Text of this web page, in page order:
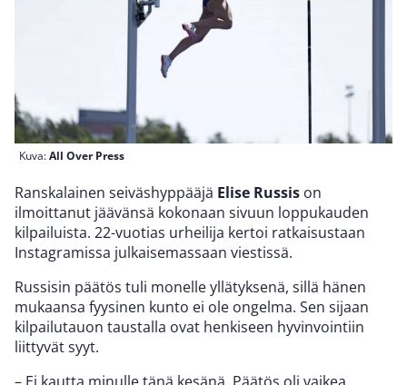
Kuva:All Over Press
Ranskalainen seiväshyppääjä Elise Russis on
ilmoittanut jäävänsä kokonaan sivuun loppukauden
kilpailuista. 22-vuotias urheilija kertoi ratkaisustaan
Instagramissa julkaisemassaan viestissä.
Russisin päätös tuli monelle yllätyksenä, sillä hänen
mukaansa fyysinen kunto ei ole ongelma. Sen sijaan
kilpailutauon taustalla ovat henkiseen hyvinvointiin
liittyvät syyt.